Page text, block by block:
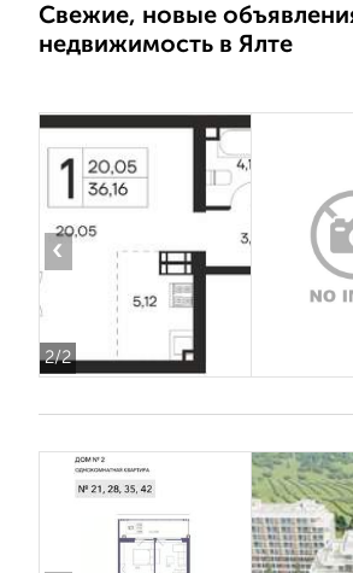
Свежие, новые
недвижимость в Ялте
2/2
‹